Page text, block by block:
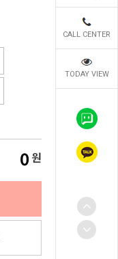
CALL CENTER
TODAY VIEW
0 원